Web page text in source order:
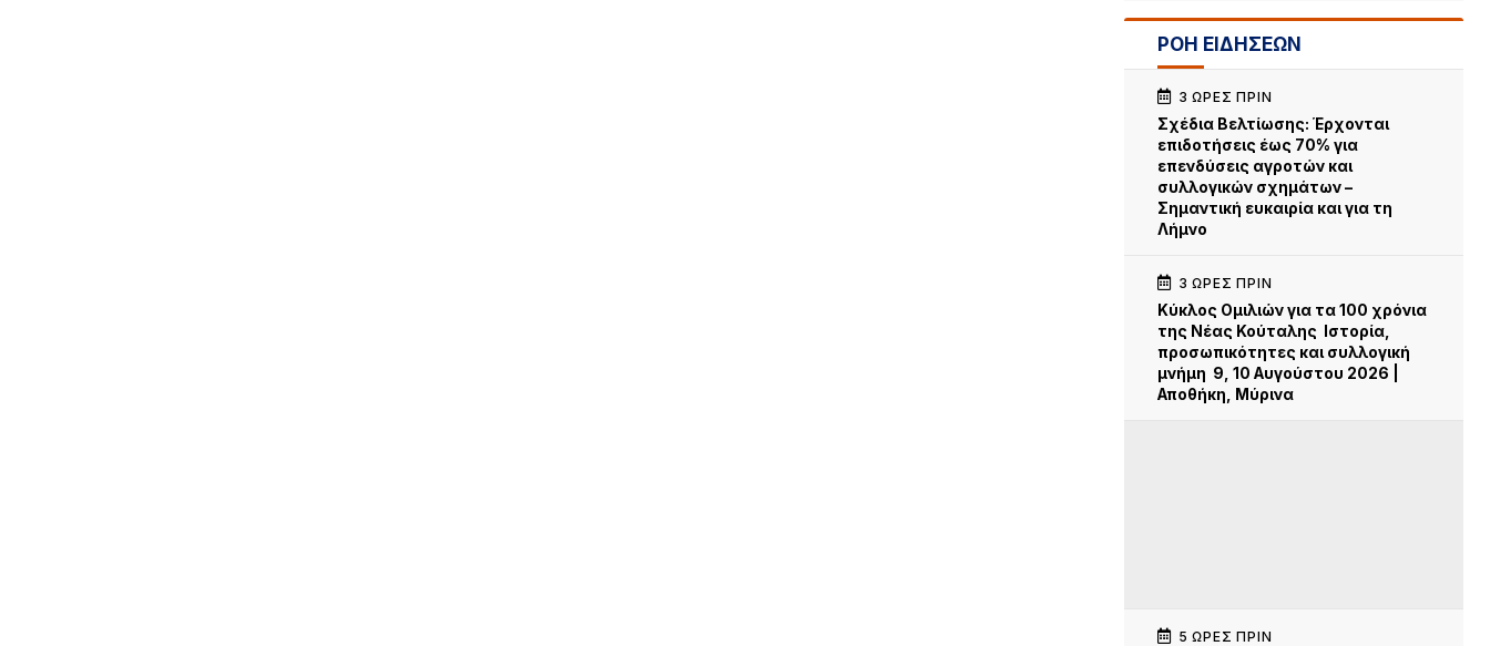
ΡΟΗ ΕΙΔΗΣΕΩΝ
3 ΏΡΕΣ ΠΡΙΝ
Σχέδια Βελτίωσης: Έρχονται
επιδοτήσεις έως 70% για
επενδύσεις αγροτών και
συλλογικών σχημάτων –
Σημαντική ευκαιρία και για τη
Λήμνο
3 ΏΡΕΣ ΠΡΙΝ
Κύκλος Ομιλιών για τα 100 χρόνια
της Νέας Κούταλης Ιστορία,
προσωπικότητες και συλλογική
μνήμη 9, 10 Αυγούστου 2026 |
Αποθήκη, Μύρινα
5 ΏΡΕΣ ΠΡΙΝ